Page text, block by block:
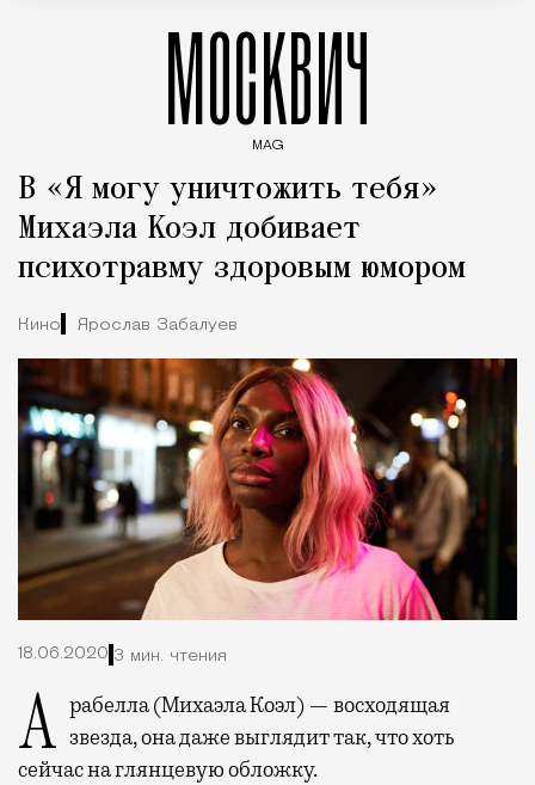
МОСКВИЧ
MAG
В «Я могу уничтожить тебя»
Михаэла Коэл добивает
психотравму здоровым юмором
Кино Ярослав Забалуев
18.06.2020 3 мин. чтения
Арабелла (Михаэла Коэл) — восходящая звезда, она даже выглядит так, что хоть
сейчас на глянцевую обложку.